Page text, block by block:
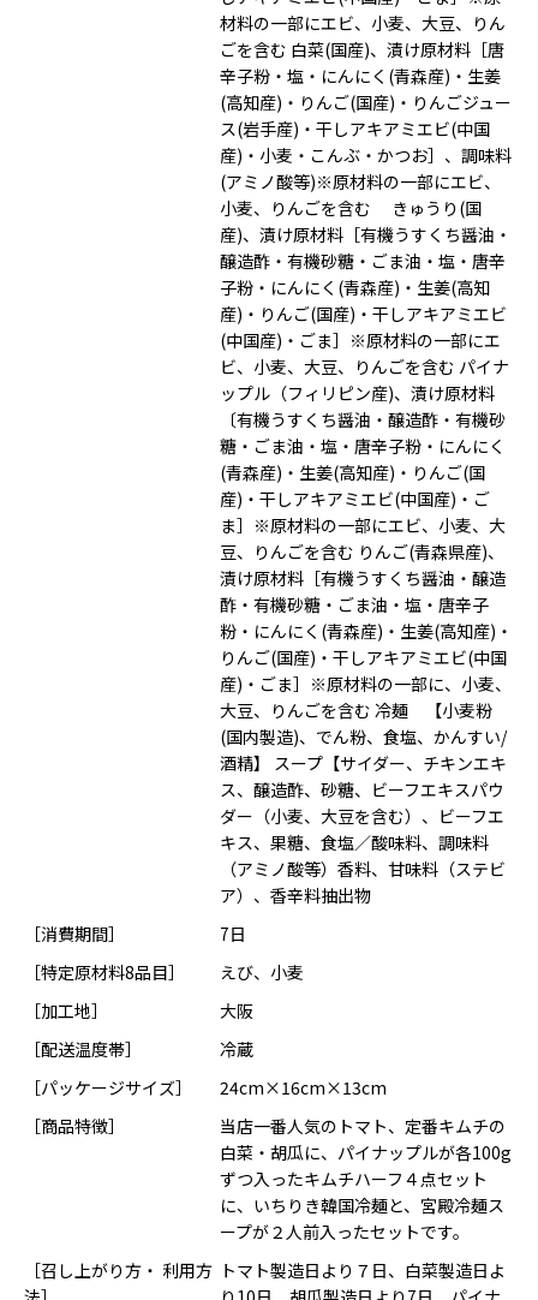
材料の一部にエビ、小麦、大豆、りん
ごを含む 白菜(国産)、漬け原材料［唐
辛子粉・塩・にんにく(青森産)・生姜
(高知産)・りんご(国産)・りんごジュー
ス(岩手産)・干しアキアミエビ(中国
産)・小麦・こんぶ・かつお］、調味料
(アミノ酸等)※原材料の一部にエビ、
小麦、りんごを含む きゅうり(国
産)、漬け原材料［有機うすくち醤油・
醸造酢・有機砂糖・ごま油・塩・唐辛
子粉・にんにく(青森産)・生姜(高知
産)・りんご(国産)・干しアキアミエビ
(中国産)・ごま］※原材料の一部にエ
ビ、小麦、大豆、りんごを含む パイナ
ップル（フィリピン産)、漬け原材料
〔有機うすくち醤油・醸造酢・有機砂
糖・ごま油・塩・唐辛子粉・にんにく
(青森産)・生姜(高知産)・りんご(国
産)・干しアキアミエビ(中国産)・ご
ま］※原材料の一部にエビ、小麦、大
豆、りんごを含む りんご(青森県産)、
漬け原材料［有機うすくち醤油・醸造
酢・有機砂糖・ごま油・塩・唐辛子
粉・にんにく(青森産)・生姜(高知産)・
りんご(国産)・干しアキアミエビ(中国
産)・ごま］※原材料の一部に、小麦、
大豆、りんごを含む 冷麺 【小麦粉
(国内製造)、でん粉、食塩、かんすい/
酒精】 スープ【サイダー、チキンエキ
ス、醸造酢、砂糖、ビーフエキスパウ
ダー（小麦、大豆を含む）、ビーフエ
キス、果糖、食塩／酸味料、調味料
（アミノ酸等）香料、甘味料（ステビ
ア）、香辛料抽出物
［消費期間］
7日
［特定原材料8品目］
えび、小麦
［加工地］
大阪
［配送温度帯］
冷蔵
［パッケージサイズ］
24cm×16cm×13cm
［商品特徴］
当店一番人気のトマト、定番キムチの
白菜・胡瓜に、パイナップルが各100g
ずつ入ったキムチハーフ４点セット
に、いちりき韓国冷麺と、宮殿冷麺ス
ープが２人前入ったセットです。
［召し上がり方・ 利用方 トマト製造日より７日、白菜製造日よ